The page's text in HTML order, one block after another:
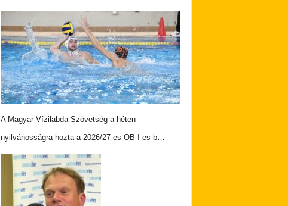
A Magyar Vízilabda Szövetség a héten
nyilvánosságra hozta a 2026/27-es OB I-es b…